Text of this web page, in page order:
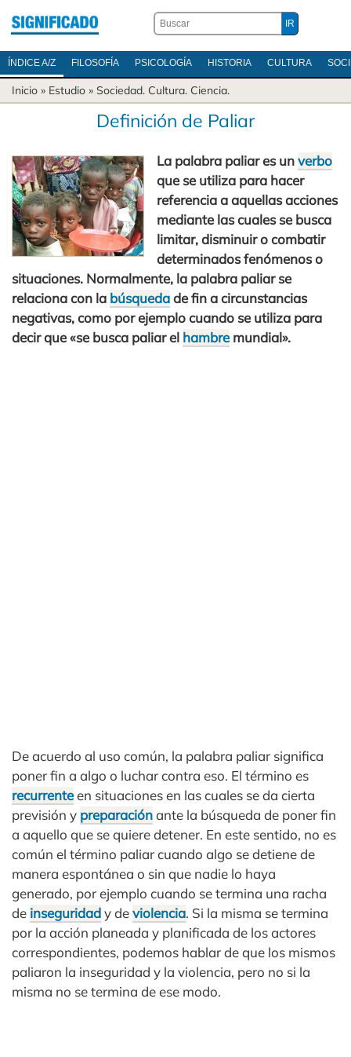
ÍNDICE A/Z FILOSOFÍA PSICOLOGÍA HISTORIA CULTURA
Inicio » Estudio » Sociedad. Cultura. Ciencia.
Definición de Paliar
La palabra paliar es unverbo
que se utiliza para hacer
referencia a aquellas acciones
mediante las cuales se busca
limitar, disminuir o combatir
determinados fenómenos o
situaciones. Normalmente, la palabra paliar se
relaciona con la búsquedade fin a circunstancias
negativas, como por ejemplo cuando se utiliza para
decir que «se busca paliar el hambremundial».
De acuerdo al uso común, la palabra paliar significa
poner fin a algo o luchar contra eso. El término es
recurrenteen situaciones en las cuales se da cierta
previsión y preparaciónante la búsqueda de poner fin
a aquello que se quiere detener. En este sentido, no es
común el término paliar cuando algo se detiene de
manera espontánea o sin que nadie lo haya
generado, por ejemplo cuando se termina una racha
de inseguridady deviolencia. Si la misma se termina
por la acción planeada y planificada de los actores
correspondientes, podemos hablar de que los mismos
paliaron la inseguridad y la violencia, pero no si la
misma no se termina de ese modo.